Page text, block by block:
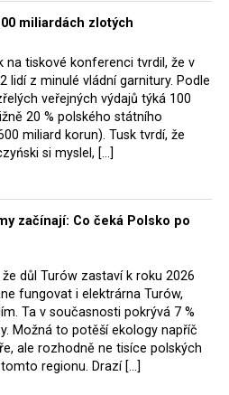
se polská vláda měla
spravedlnosti jistě potěší
ale i těžaře. Je těžké si
věci rozhodoval sám ministr
souhlas vládnoucí koalice.
Morawieckého vlády,
zabezpečování cca 7 %
– klíčovými podniky, spolu
zaměstnávají cca pět
dolu a elektrárny nepřímo
tisíc pracovních míst v
opět zvítězila.
spravedlnosti jistě potěší
kteří žalobu u
miliardách zlotých
na tiskové konferenci tvrdil, že v
lidí z minulé vládní garnitury. Podle
veřejných výdajů týká 100
20 % polského státního
miliard korun). Tusk tvrdí, že
si myslel, […]
začínají: Co čeká Polsko po
důl Turów zastaví k roku 2026
fungovat i elektrárna Turów,
Ta v současnosti pokrývá 7 %
Možná to potěší ekology napříč
ale rozhodně ne tisíce polských
regionu. Drazí […]